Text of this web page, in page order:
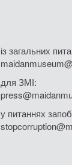
із загальних
для ЗМІ:
у питаннях